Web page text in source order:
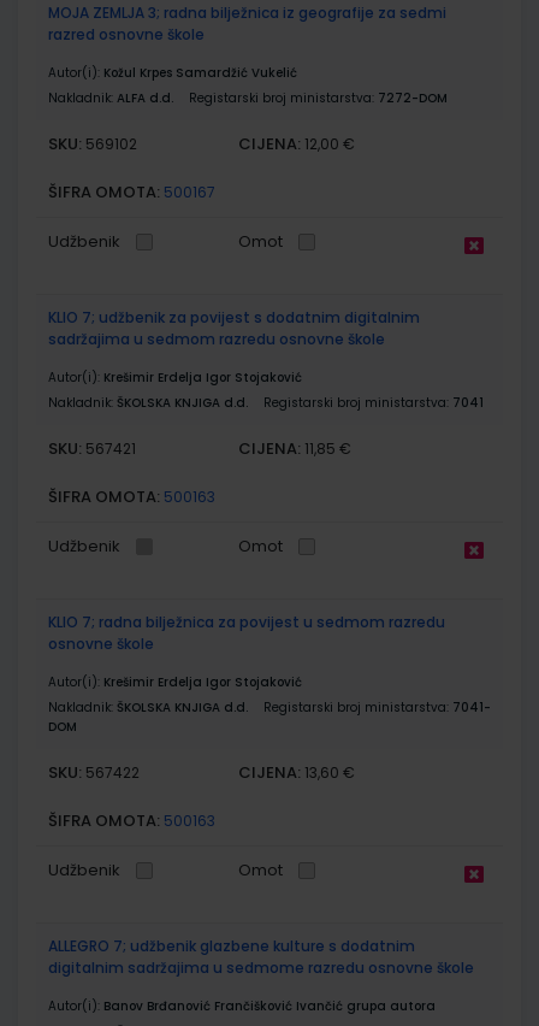
MOJA ZEMLJA 3; radna bilježnica iz geografije za sedmi
razred osnovne škole
Autor(i): Kožul Krpes Samardžić Vukelić
Nakladnik: ALFA d.d. Registarski broj ministarstva: 7272-DOM
SKU: 569102 CIJENA: 12,00 €
ŠIFRA OMOTA: 500167
Udžbenik Omot
KLIO 7; udžbenik za povijest s dodatnim digitalnim
sadržajima u sedmom razredu osnovne škole
Autor(i): Krešimir Erdelja Igor Stojaković
Nakladnik: ŠKOLSKA KNJIGA d.d. Registarski broj ministarstva: 7041
SKU: 567421 CIJENA: 11,85 €
ŠIFRA OMOTA: 500163
Udžbenik Omot
KLIO 7; radna bilježnica za povijest u sedmom razredu
osnovne škole
Autor(i): Krešimir Erdelja Igor Stojaković
Nakladnik: ŠKOLSKA KNJIGA d.d. Registarski broj ministarstva: 7041-
DOM
SKU: 567422 CIJENA: 13,60 €
ŠIFRA OMOTA: 500163
Udžbenik Omot
ALLEGRO 7; udžbenik glazbene kulture s dodatnim
digitalnim sadržajima u sedmome razredu osnovne škole
Autor(i): Banov Brđanović Frančišković Ivančić grupa autora